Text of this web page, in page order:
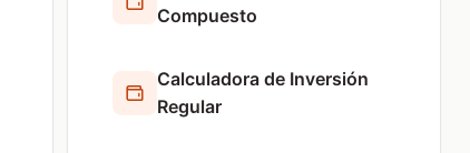
Compuesto
Calculadora de Inversión
Regular